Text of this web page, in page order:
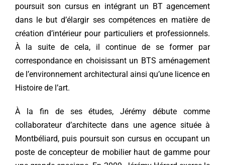
poursuit son cursus en intégrant un BT agencement
dans le but d’élargir ses compétences en matière de
création d’intérieur pour particuliers et professionnels.
À la suite de cela, il continue de se former par
correspondance en choisissant un BTS aménagement
de l’environnement architectural ainsi qu’une licence en
Histoire de l’art.
À la fin de ses études, Jérémy débute comme
collaborateur d’architecte dans une agence située à
Montbéliard, puis poursuit son cursus en occupant un
poste de concepteur de mobilier haut de gamme pour